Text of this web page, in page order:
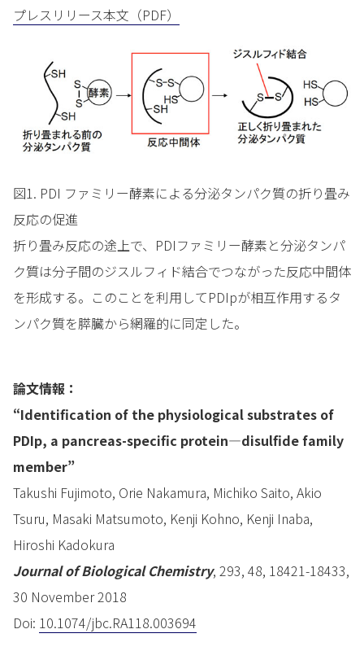
プレスリリース本文（PDF）
図1. PDI ファミリー酵素による分泌タンパク質の折り畳み
反応の促進
折り畳み反応の途上で、PDIファミリー酵素と分泌タンパ
ク質は分子間のジスルフィド結合でつながった反応中間体
を形成する。このことを利用してPDIpが相互作用するタ
ンパク質を膵臓から網羅的に同定した。
論文情報：
“Identification of the physiological substrates of
PDIp, a pancreas-specific protein—disulfide family
member”
Takushi Fujimoto, Orie Nakamura, Michiko Saito, Akio
Tsuru, Masaki Matsumoto, Kenji Kohno, Kenji Inaba,
Hiroshi Kadokura
Journal of Biological Chemistry, 293, 48, 18421-18433,
30 November 2018
Doi: 10.1074/jbc.RA118.003694